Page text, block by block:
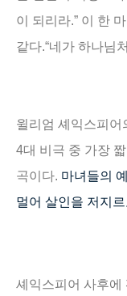
이 되리라.” 이 한
같다.“네가 하나님
윌리엄 셰익스피어
4대 비극 중 가장
곡이다. 마녀들의
멀어 살인을 저지
셰익스피어 사후에